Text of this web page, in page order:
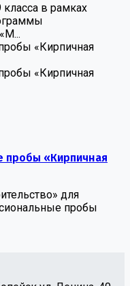
класса в рамках
«Кирпичная
«Кирпичная
«Кирпичная
для
пробы